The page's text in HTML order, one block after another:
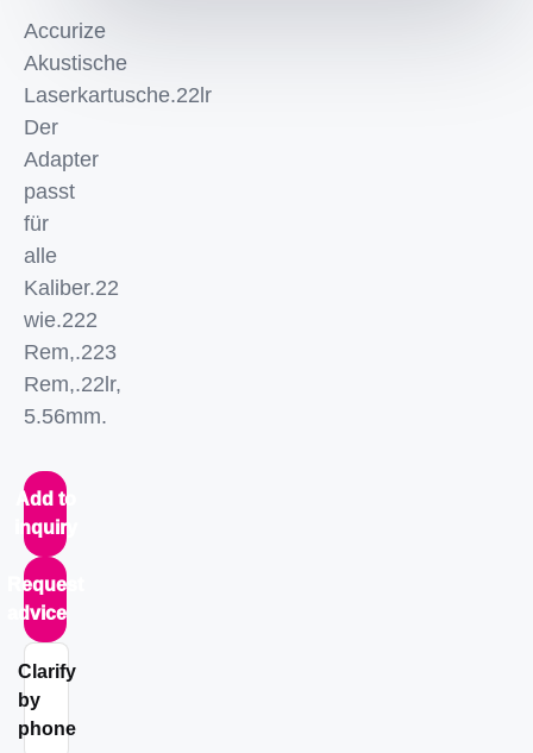
Accurize
Akustische
Laserkartusche.22lr
Der
Adapter
passt
für
alle
Kaliber.22
wie.222
Rem,.223
Rem,.22lr,
5.56mm.
Add to
inquiry
Request
advice
Clarify
by
phone